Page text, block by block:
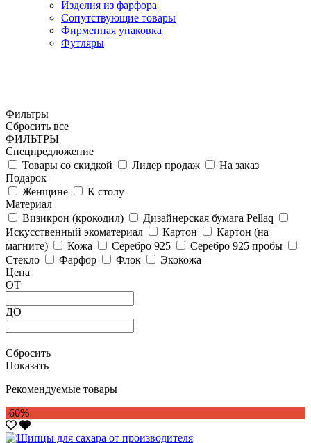
Изделия из фарфора
Сопутствующие товары
Фирменная упаковка
Футляры
Фильтры
Сбросить все
ФИЛЬТРЫ
Спецпредложение
Товары со скидкой
Лидер продаж
На заказ
Подарок
Женщине
К столу
Материал
Визикрон (крокодил)
Дизайнерская бумага Pellaq
Искусственный экоматериал
Картон
Картон (на
магните)
Кожа Серебро 925
Серебро 925 пробы
Стекло
Фарфор Флок
Экокожа
Цена
ОТ
ДО
Сбросить
Показать
Рекомендуемые товары
-60%